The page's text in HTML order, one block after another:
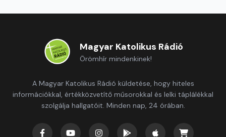
Magyar Katolikus Rádió
Örömhír mindenkinek!
A Magyar Katolikus Rádió küldetése, hogy hiteles
információkkal, értékközvetítő műsorokkal és lelki táplálékkal
szolgálja hallgatóit. Minden nap, 24 órában.